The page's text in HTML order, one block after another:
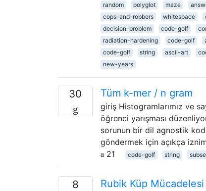
random
polyglot maze
cops-and-robbers
whitespace
decision-problem
code-golf
radiation-hardening
code-golf
code-golf
string ascii-art
new-years
30 Tüm k-mer / n gram
giriş Histogramlarımız ve
öğrenci yarışması
sorunun bir dil agnostik
göndermek için açıkça
21
code-golf string
8 Rubik Küp Mücadelesi